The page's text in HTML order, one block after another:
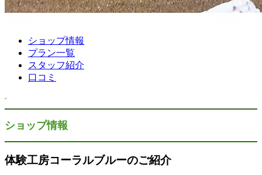
ショップ情報
プラン一覧
スタッフ紹介
口コミ
ショップ情報
体験工房コーラルブルーのご紹介